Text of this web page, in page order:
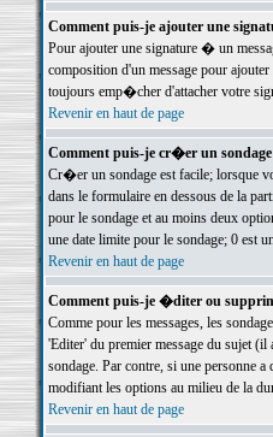
Comment puis-je ajouter une
Pour ajouter une signature � un
composition d'un message pour
toujours emp�cher d'attacher votre
Revenir en haut de page
Comment puis-je cr�er un sondage
Cr�er un sondage est facile; lorsque
dans le formulaire en dessous de la
pour le sondage et au moins deux
une date limite pour le sondage; 0
Revenir en haut de page
Comment puis-je �diter ou
Comme pour les messages, les
'Editer' du premier message du sujet
sondage. Par contre, si une
modifiant les options au milieu de la
Revenir en haut de page